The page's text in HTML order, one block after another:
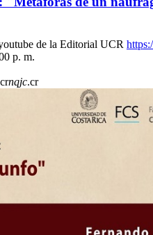
de la Editorial UCR
p. m.
nqjc.cr